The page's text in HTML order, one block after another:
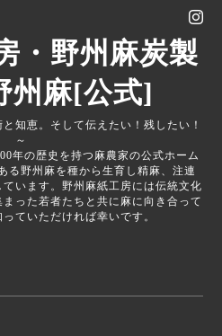
・野州麻炭製
州麻[公式]
知恵。そして伝えたい！残したい！
～
年の歴史を持つ麻農家の公式ホーム
る野州麻を種から生育し精麻、注連
います。野州麻紙工房には伝統文化
った若者たちと共に麻に向き合って
ていただければ幸いです。